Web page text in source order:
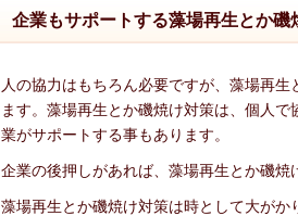
企業もサポートする藻場再生とか磯
人の協力はもちろん必要ですが、藻場再
ます。藻場再生とか磯焼け対策は、個人
業がサポートする事もあります。
企業の後押しがあれば、藻場再生とか磯焼
藻場再生とか磯焼け対策は時として大が